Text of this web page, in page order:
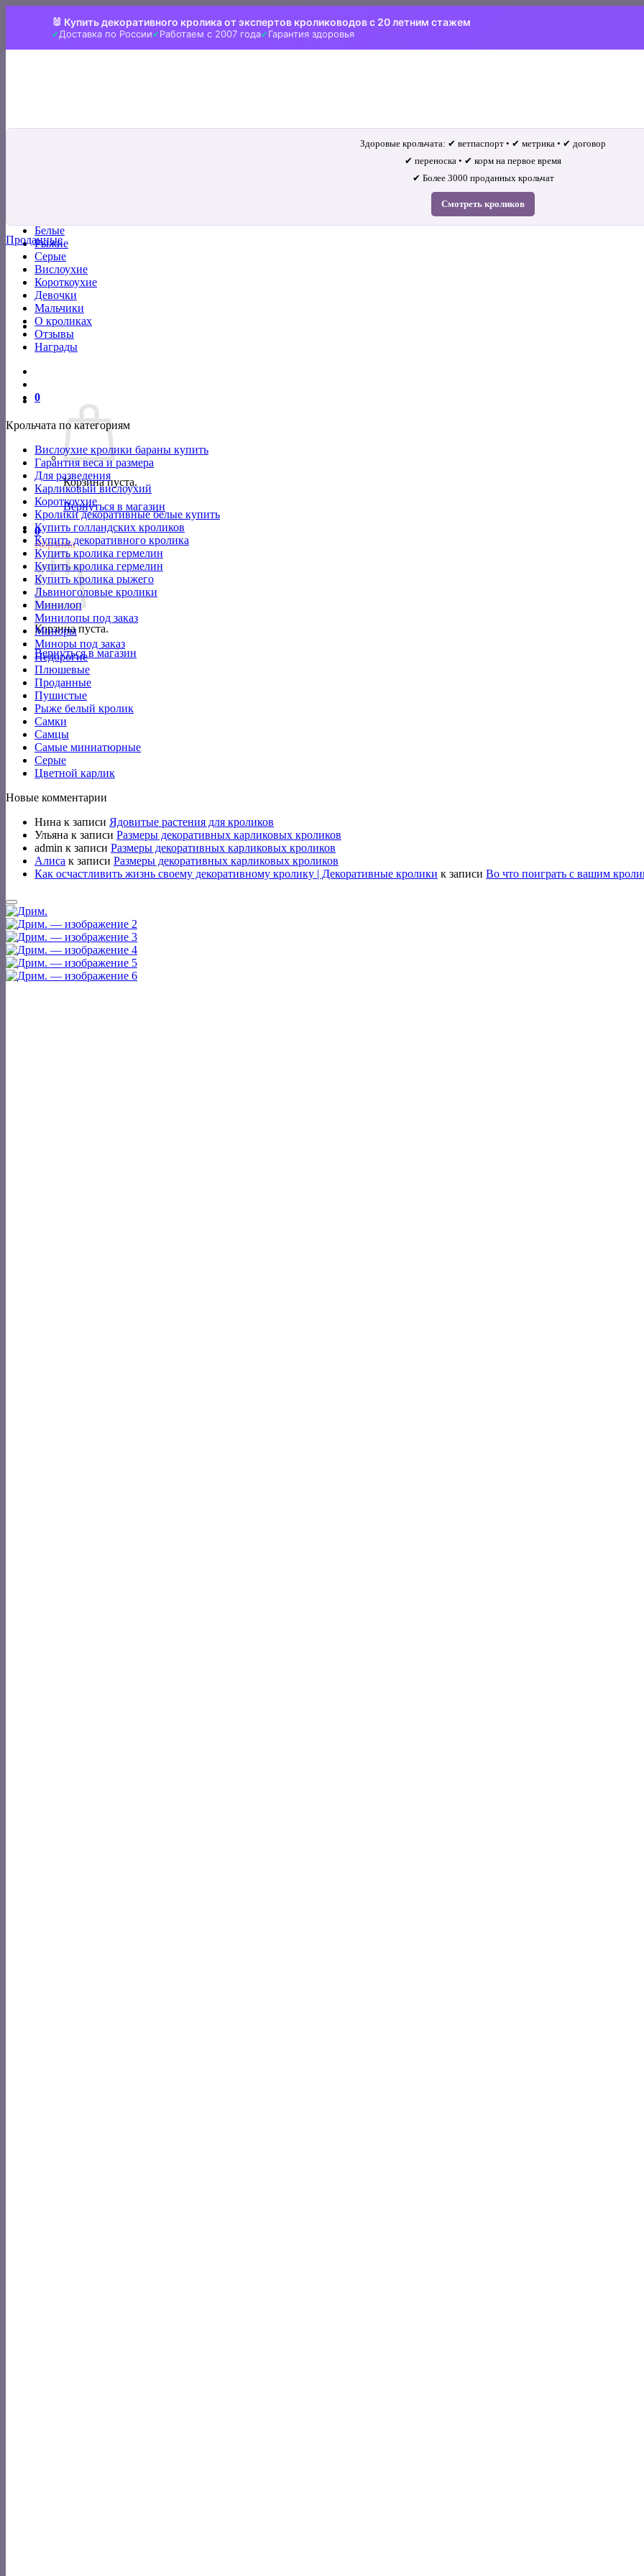
🐰 Купить декоративного кролика от экспертов кролиководов с 20 летним стажем
Доставка по России Работаем с 2007 года Гарантия здоровья
Белые
Рыжие
Серые
Вислоухие
Короткоухие
Девочки
Мальчики
О кроликах
Отзывы
Награды
0
Корзина пуста.
Вернуться в магазин
0
Корзина
Корзина пуста.
Вернуться в магазин
Здоровые крольчата: ✔ ветпаспорт • ✔ метрика • ✔ договор
✔ переноска • ✔ корм на первое время
✔ Более 3000 проданных крольчат
Смотреть кроликов
Проданные
Крольчата по категориям
Вислоухие кролики бараны купить
Гарантия веса и размера
Для разведения
Карликовый вислоухий
Короткоухие
Кролики декоративные белые купить
Купить голландских кроликов
Купить декоративного кролика
Купить кролика гермелин
Купить кролика гермелин
Купить кролика рыжего
Львиноголовые кролики
Минилоп
Минилопы под заказ
Миноры
Миноры под заказ
Недорогие
Плюшевые
Проданные
Пушистые
Рыже белый кролик
Самки
Самцы
Самые миниатюрные
Серые
Цветной карлик
Новые комментарии
Нина к записи Ядовитые растения для кроликов
Ульяна к записи Размеры декоративных карликовых кроликов
admin к записи Размеры декоративных карликовых кроликов
Алиса к записи Размеры декоративных карликовых кроликов
Как осчастливить жизнь своему декоративному кролику | Декоративные кролики к записи Во что поиграть с вашим